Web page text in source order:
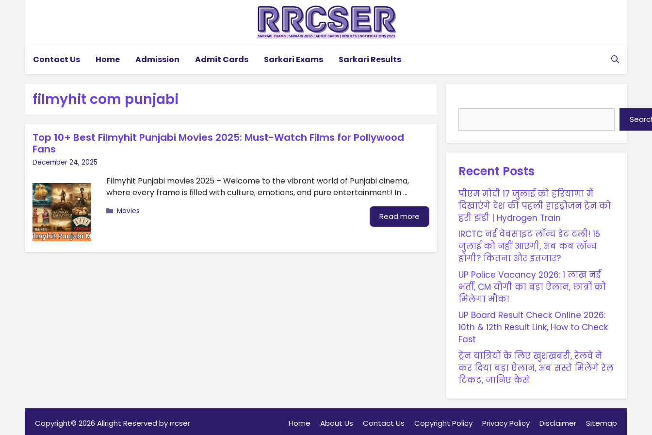
Contact Us Home Admission Admit Cards Sarkari Exams Sarkari Results
filmyhit com punjabi
Top 10+ Best Filmyhit Punjabi Movies 2025: Must-Watch Films for Pollywood
Fans
December 24, 2025
Filmyhit Punjabi movies 2025 – Welcome to the vibrant world of Punjabi cinema,
where every frame is filled with culture, emotions, and pure entertainment! In …
Read more
Categories
Movies
Recent Posts
पीएम मोदी 17 जुलाई को हरियाणा में
दिखाएंगे देश की पहली हाइड्रोजन ट्रेन को
हरी झंडी | Hydrogen Train
IRCTC नई वेबसाइट लॉन्च डेट टली! 15
जुलाई को नहीं आएगी, अब कब लॉन्च
होगी? कितना और इंतजार?
UP Police Vacancy 2026: 1 लाख नई
भर्ती, CM योगी का बड़ा ऐलान, छात्रों को
मिलेगा मौका
UP Board Result Check Online 2026:
10th & 12th Result Link, How to Check
Fast
ट्रेन यात्रियों के लिए खुशखबरी, रेलवे ने
कर दिया बड़ा ऐलान, अब सस्ते मिलेंगे रेल
टिकट, जानिए कैसे
Home About Us Contact Us Copyright Policy Privacy Policy Disclaimer Sitemap
Copyright© 2026 Allright Reserved by rrcser